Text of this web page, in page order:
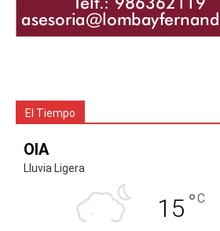
El Tiempo
OIA
Lluvia Ligera
15 °C